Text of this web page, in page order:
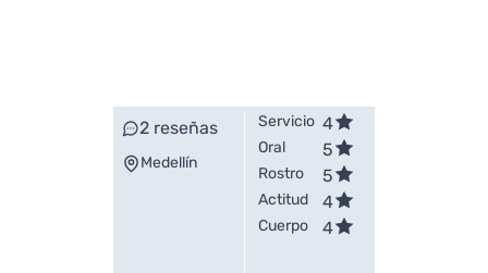
2 reseñas
Medellín
Servicio 4
Oral 5
Rostro 5
Actitud 4
Cuerpo 4